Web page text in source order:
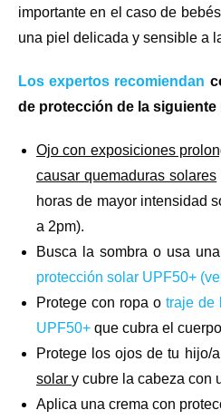
importante en el caso de
una piel delicada y sensible a
Los expertos recomiendan
de protección de la siguiente
Ojo con exposiciones
causar quemaduras solares
horas de mayor intensidad
a 2pm).
Busca la sombra o usa una
protección solar UPF50+
Protege con ropa o traje de
UPF50+ que cubra el cuerpo
Protege los ojos de tu hijo/
solar y cubre la cabeza con
Aplica una crema con